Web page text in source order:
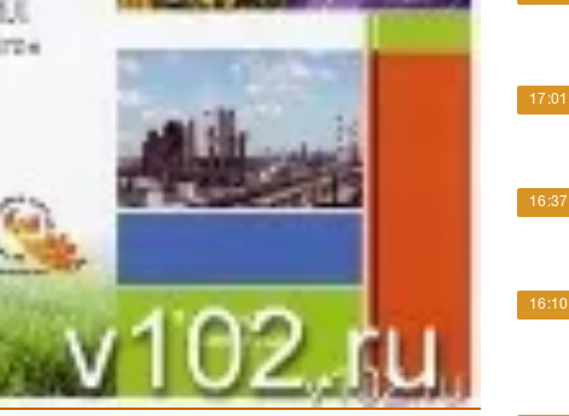
17:01
16:37
16:10